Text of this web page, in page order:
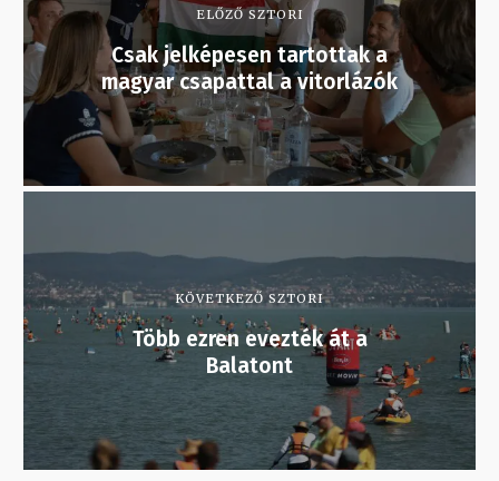
ELŐZŐ SZTORI
Csak jelképesen tartottak a
magyar csapattal a vitorlázók
KÖVETKEZŐ SZTORI
Több ezren evezték át a
Balatont